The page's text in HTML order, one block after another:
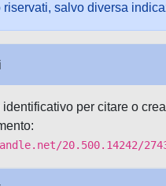
riservati, salvo diversa
per citare o
20.500.14242/